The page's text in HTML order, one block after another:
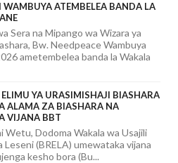
ATEMBELEA BANDA LA
Sera na Mipango wa Wizara ya
Bw. Needpeace Wambuya
ametembelea banda la Wakala
ELIMU YA URASIMISHAJI BIASHARA
ALAMA ZA BIASHARA NA
VIJANA BBT
Wetu, Dodoma Wakala wa Usajili
Leseni (BRELA) umewataka vijana
kesho bora (Bu...